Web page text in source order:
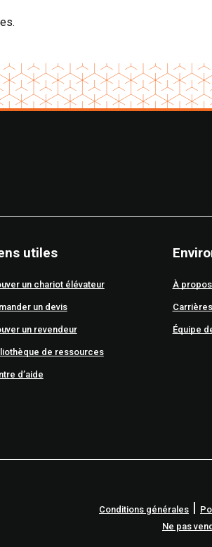
utiles
un chariot élévateur
un devis
un revendeur
de ressources
d’aide
À
Carrières
Équipe
Conditions générales |
Ne pas